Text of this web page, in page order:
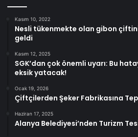
Kasım 10, 2022
Nesli tükenmekte olan gibon
geldi
Kasım 12, 2025
SGK’dan çok önemli uyarı: Bu
eksik yatacak!
Ocak 19, 2026
Çiftçilerden Şeker Fabrikasına
Haziran 17, 2025
Alanya Belediyesi’nden Turizm